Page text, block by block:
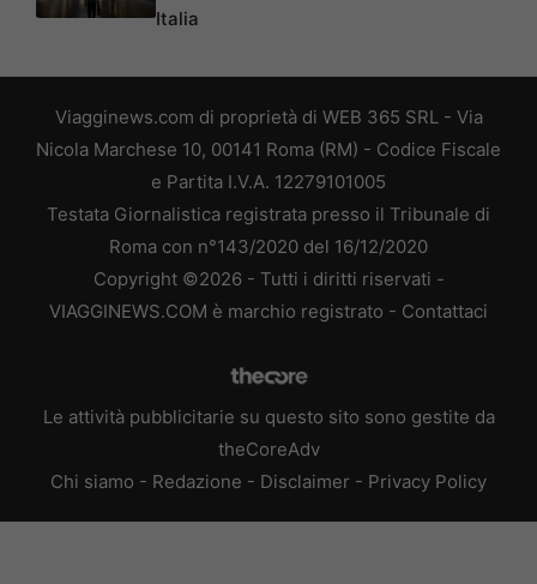
Italia
Viagginews.com di proprietà di WEB 365 SRL - Via
Nicola Marchese 10, 00141 Roma (RM) - Codice Fiscale
e Partita I.V.A. 12279101005
Testata Giornalistica registrata presso il Tribunale di
Roma con n°143/2020 del 16/12/2020
Copyright ©2026 - Tutti i diritti riservati -
VIAGGINEWS.COM è marchio registrato - Contattaci
Le attività pubblicitarie su questo sito sono gestite da
theCoreAdv
Chi siamo - Redazione - Disclaimer - Privacy Policy